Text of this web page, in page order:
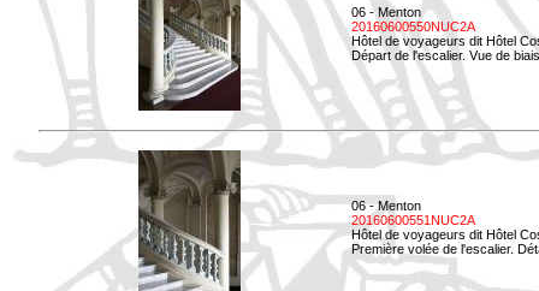
06 - Menton
20160600550NUC2A
Hôtel de voyageurs dit Hôtel
Départ de l'escalier. Vue de
06 - Menton
20160600551NUC2A
Hôtel de voyageurs dit Hôtel
Première volée de l'escalier.